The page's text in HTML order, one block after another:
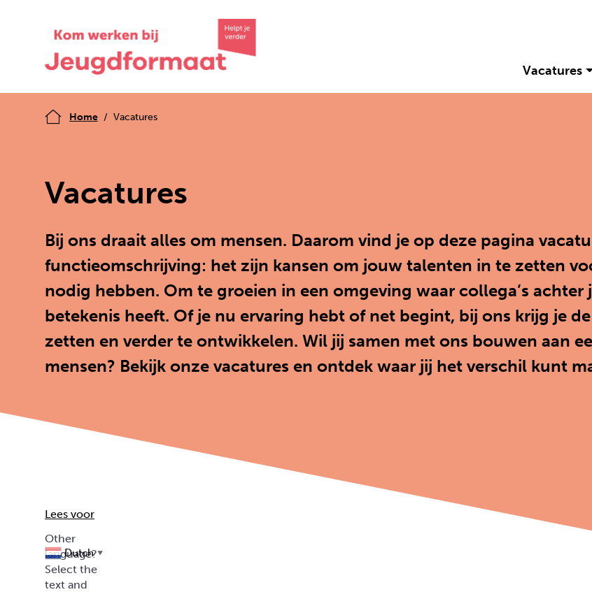
Home Vacatures
Vacatures
Bij ons draait alles om mensen. Daarom vind je op deze pagina
functieomschrijving: het zijn kansen om jouw talenten in te zetten
nodig hebben. Om te groeien in een omgeving waar collega’s
betekenis heeft. Of je nu ervaring hebt of net begint, bij ons krijg je
zetten en verder te ontwikkelen. Wil jij samen met ons bouwen aan
mensen? Bekijk onze vacatures en ontdek waar jij het verschil kunt
Lees voor
Dutch ▼
Vacatures